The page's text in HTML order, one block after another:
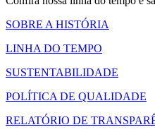
SOBRE A HISTÓRIA
LINHA DO TEMPO
SUSTENTABILIDADE
POLÍTICA DE QUALIDADE
RELATÓRIO DE